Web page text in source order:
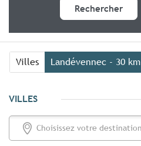
Rechercher
Villes Landévennec - 30 km
VILLES